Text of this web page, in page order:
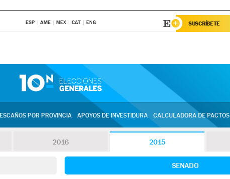
ESP AME MEX CAT ENG SUSCRÍBETE
ESCAÑOS POR PROVINCIA APOYOS DE INVESTIDURA CALCULADORA DE PACTOS
2016 2015
SENADO